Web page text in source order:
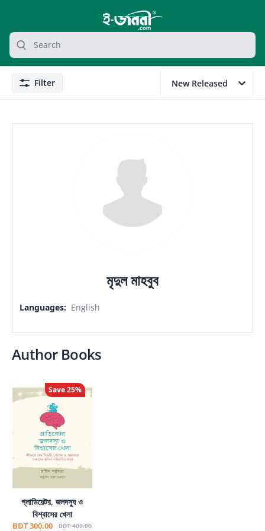
grocery search at header
Search
FilterFilter New Released
মৃদুল মাহবুব
Languages: English
Author Books
Save25%
গ্লাডিয়েটর, জলদস্যু ও
বিশ্বাসের খেলা
BDT 300.00 BDT 400.00